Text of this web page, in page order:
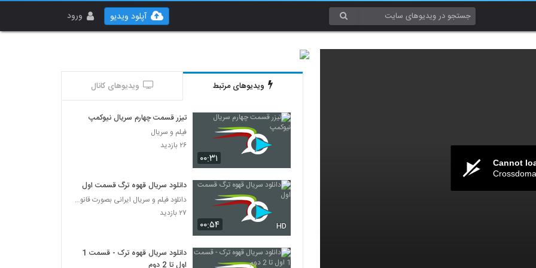
ورود آپلود ویدیو
Cannot
ویدیوهای مرتبط ویدیوهای کانال
۰۰:۳۱
تیزر قسمت چهارم سریال نیوکمپ
فیلم و سریال
۲۶ بازدید
۰۰:۵۴ HD
دانلود سریال قهوه ترگ قسمت اول
دانلود فیلم و سریال ایرانی بصورت قانونی
۲۷ بازدید
دانلود سریال قهوه ترک - قسمت 1
اول تا 2 دوم